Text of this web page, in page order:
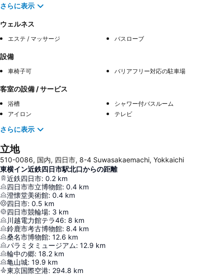
さらに表示
ウェルネス
エステ / マッサージ バスローブ
設備
車椅子可 バリアフリー対応の駐車場
客室の設備 / サービス
浴槽
シャワー付バスルーム
アイロン
テレビ
さらに表示
立地
510-0086, 国内, 四日市, 8-4 Suwasakaemachi, Yokkaichi
東横イン近鉄四日市駅北口からの距離
近鉄四日市: 0.2 km
四日市市立博物館: 0.4 km
澄懐堂美術館: 0.4 km
四日市: 0.5 km
四日市競輪場: 3 km
川越電力館テラ46: 8 km
鈴鹿市考古博物館: 8.4 km
桑名市博物館: 12.6 km
パラミタミュージアム: 12.9 km
輪中の郷: 18.2 km
亀山城: 19.9 km
東京国際空港: 294.8 km